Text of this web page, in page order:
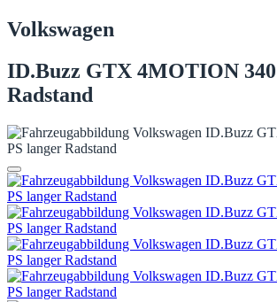
Volkswagen
ID.Buzz GTX 4MOTION
Radstand